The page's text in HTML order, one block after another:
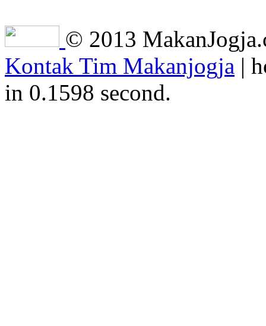
© 2013
Kontak Tim Makanjogja |
in 0.1598 second.